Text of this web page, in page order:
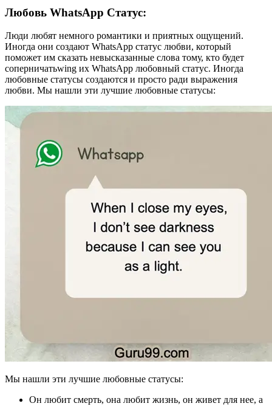
Любовь WhatsApp Статус:
Люди любят немного романтики и приятных ощущений.
Иногда они создают WhatsApp статус любви, который
поможет им сказать невысказанные слова тому, кто будет
соперничатьwing их WhatsApp любовный статус. Иногда
любовные статусы создаются и просто ради выражения
любви. Мы нашли эти лучшие любовные статусы:
Мы нашли эти лучшие любовные статусы:
Он любит смерть, она любит жизнь, он живет для нее, а